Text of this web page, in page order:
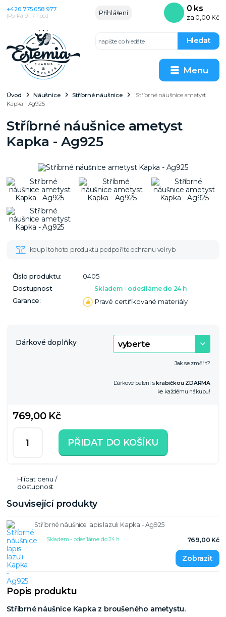
Menu
Přihlášení
Hledat
+420 775 058 977
(Po–Pá 9–17 hod.)
0 ks
za 0,00 Kč
Úvod Náušnice Stříbrné náušnice
Stříbrné náušnice ametyst
Kapka - Ag925
Stříbrné náušnice ametyst
Kapka - Ag925
Číslo produktu:
0405
Dostupnost
Skladem - odesíláme do 24 h
Garance: Pravé certifikované materiály
Dárkové doplňky
Jak se změřit?
Dárkové balení s krabičkou ZDARMA
ke každému nákupu!
769,00 Kč
PŘIDAT DO KOŠÍKU
Hlídat cenu /
dostupnost
Související produkty
Stříbrné náušnice lapis lazuli Kapka - Ag925
769,00 Kč
Skladem - odesíláme do 24 h
Popis produktu
Stříbrné náušnice Kapka z broušeného ametystu.